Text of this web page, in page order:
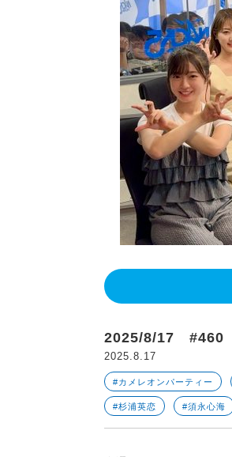
2025/8/17 #460
2025.8.17
#カメレオンパーティー
#杉浦英恋 #須永心海